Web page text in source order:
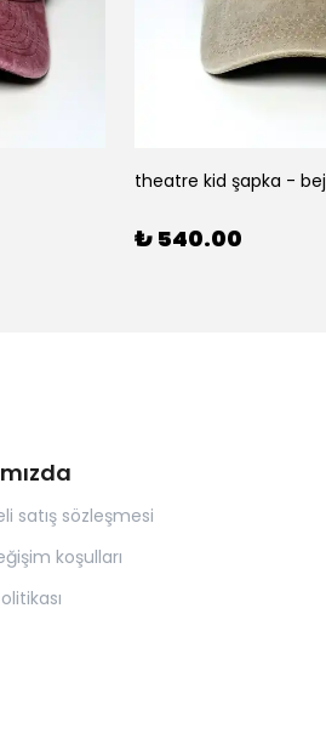
theatre kid şapka - bej
₺ 540.00
satış sözleşmesi
koşulları